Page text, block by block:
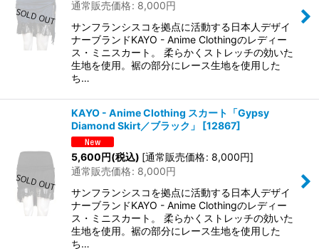
通常販売価格: 8,000円
サンフランシスコを拠点に活動する日本人デザイ
ナーブランドKAYO - Anime Clothingのレディー
ス・ミニスカート。 柔らかくストレッチの効いた
生地を使用。裾の部分にレース生地を使用した
ち…
KAYO - Anime Clothing スカート「Gypsy
Diamond Skirt／ブラック」
[12867]
5,600円(税込) [通常販売価格: 8,000円]
通常販売価格: 8,000円
サンフランシスコを拠点に活動する日本人デザイ
ナーブランドKAYO - Anime Clothingのレディー
ス・ミニスカート。 柔らかくストレッチの効いた
生地を使用。裾の部分にレース生地を使用した
ち…